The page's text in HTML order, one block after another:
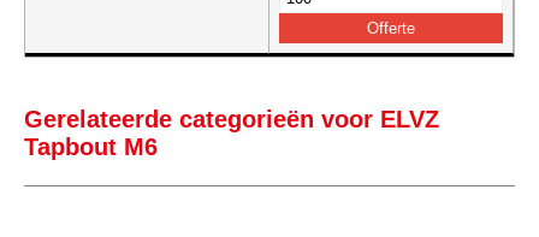
Gerelateerde categorieën voor ELVZ
Tapbout M6